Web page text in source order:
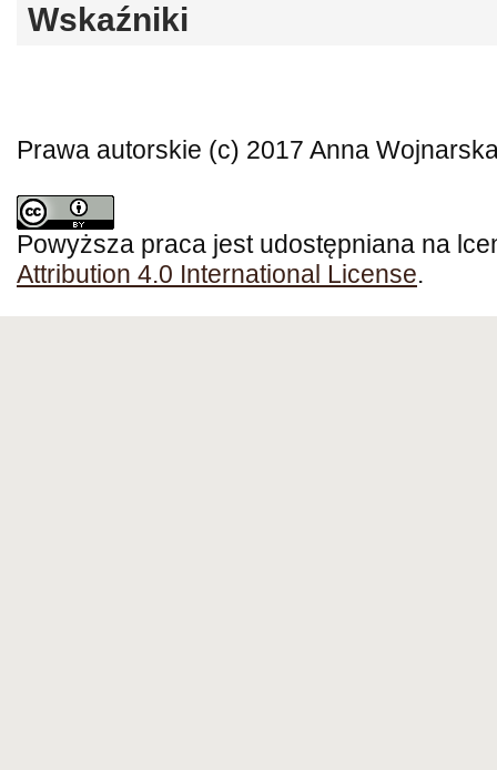
Wskaźniki
Prawa autorskie (c) 2017 Anna
Powyższa praca jest udostępniana na
Attribution 4.0 International License.